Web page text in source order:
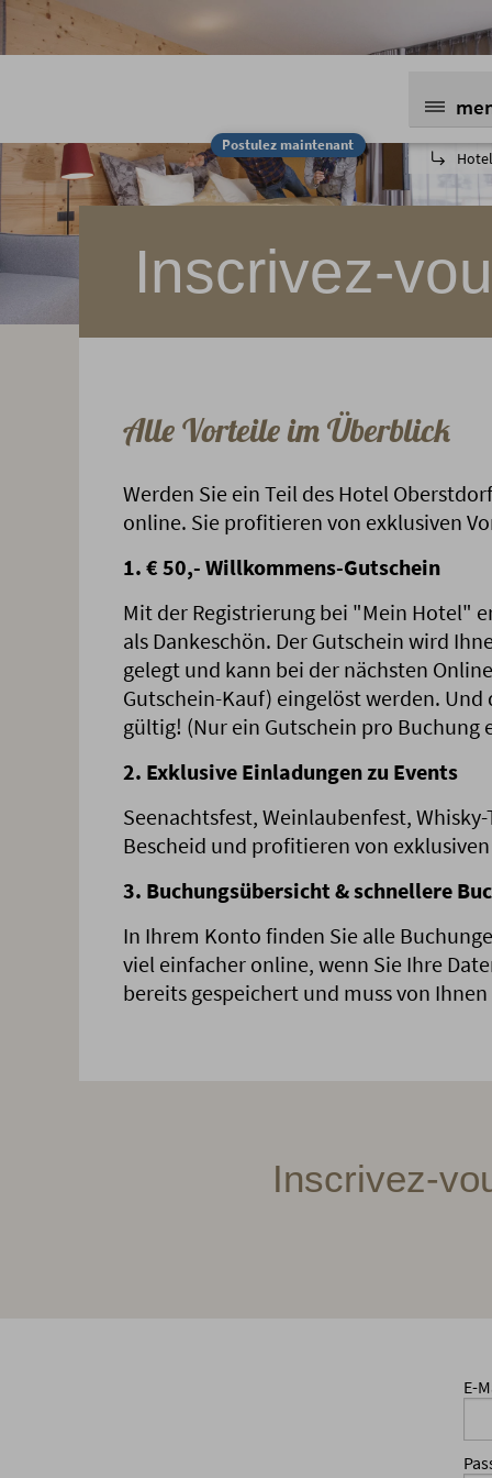
Postulez maintenant
Inscrivez-
Alle Vorteile im Überblick
Werden Sie ein Teil des Hotel
online. Sie profitieren von exklusiven
1. € 50,- Willkommens-Gutschein
Mit der Registrierung bei "Mein Hotel"
als Dankeschön. Der Gutschein wird
gelegt und kann bei der nächsten
Gutschein-Kauf) eingelöst werden.
gültig! (Nur ein Gutschein pro Buchung
2. Exklusive Einladungen zu Events
Seenachtsfest, Weinlaubenfest,
Bescheid und profitieren von
3. Buchungsübersicht & schnellere
In Ihrem Konto finden Sie alle
viel einfacher online, wenn Sie Ihre
bereits gespeichert und muss von
Inscrivez-
E-